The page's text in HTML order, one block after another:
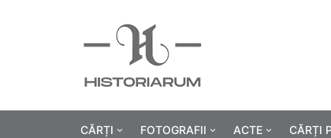
CĂRȚI FOTOGRAFII ACTE CĂRȚI